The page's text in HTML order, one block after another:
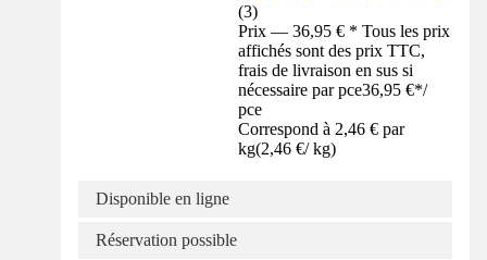
(3)
Prix — 36,95 € * Tous les prix
affichés sont des prix TTC,
frais de livraison en sus si
nécessaire par pce36,95 €*/
pce
Correspond à 2,46 € par
kg(2,46 €/ kg)
Disponible en ligne
Réservation possible